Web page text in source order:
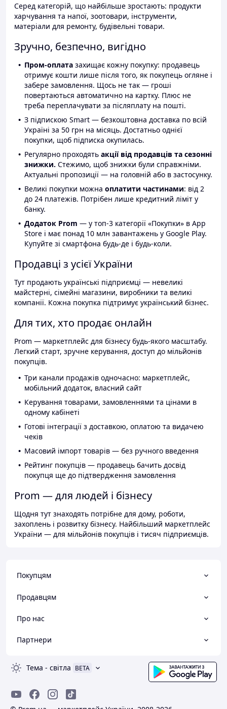
Серед категорій, що найбільше зростають: продукти
харчування та напої, зоотовари, інструменти,
матеріали для ремонту, будівельні товари.
Зручно, безпечно, вигідно
Пром-оплата захищає кожну покупку: продавець
отримує кошти лише після того, як покупець огляне і
забере замовлення. Щось не так — гроші
повертаються автоматично на картку. Плюс не
треба переплачувати за післяплату на пошті.
З підпискою Smart — безкоштовна доставка по всій
Україні за 50 грн на місяць. Достатньо однієї
покупки, щоб підписка окупилась.
Регулярно проходять акції від продавців та сезонні
знижки. Стежимо, щоб знижки були справжніми.
Актуальні пропозиції — на головній або в застосунку.
Великі покупки можна оплатити частинами: від 2
до 24 платежів. Потрібен лише кредитний ліміт у
банку.
Додаток Prom — у топ-3 категорії «Покупки» в App
Store і має понад 10 млн завантажень у Google Play.
Купуйте зі смартфона будь-де і будь-коли.
Продавці з усієї України
Тут продають українські підприємці — невеликі
майстерні, сімейні магазини, виробники та великі
компанії. Кожна покупка підтримує український бізнес.
Для тих, хто продає онлайн
Prom — маркетплейс для бізнесу будь-якого масштабу.
Легкий старт, зручне керування, доступ до мільйонів
покупців.
Три канали продажів одночасно: маркетплейс,
мобільний додаток, власний сайт
Керування товарами, замовленнями та цінами в
одному кабінеті
Готові інтеграції з доставкою, оплатою та видачею
чеків
Масовий імпорт товарів — без ручного введення
Рейтинг покупців — продавець бачить досвід
покупця ще до підтвердження замовлення
Prom — для людей і бізнесу
Щодня тут знаходять потрібне для дому, роботи,
захоплень і розвитку бізнесу. Найбільший маркетплейс
України — для мільйонів покупців і тисяч підприємців.
Покупцям
Продавцям
Про нас
Партнери
Тема - світла BETA